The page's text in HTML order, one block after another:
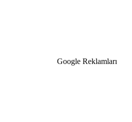
Google Reklamları